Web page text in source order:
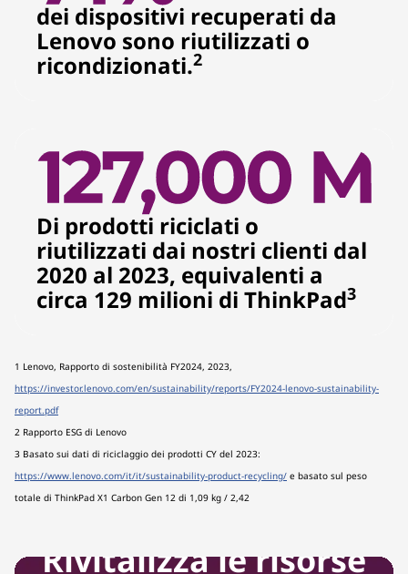
dei dispositivi recuperati da
Lenovo sono riutilizzati o
ricondizionati.2
Di prodotti riciclati o
riutilizzati dai nostri clienti dal
2020 al 2023, equivalenti a
circa 129 milioni di ThinkPad3
1 Lenovo, Rapporto di sostenibilità FY2024, 2023,
https://investor.lenovo.com/en/sustainability/reports/FY2024-lenovo-sustainability-
report.pdf
2 Rapporto ESG di Lenovo
3 Basato sui dati di riciclaggio dei prodotti CY del 2023:
https://www.lenovo.com/it/it/sustainability-product-recycling/ e basato sul peso
totale di ThinkPad X1 Carbon Gen 12 di 1,09 kg / 2,42
Rivitalizza le risorse